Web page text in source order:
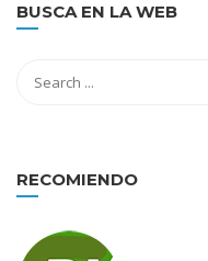
BUSCA EN LA WEB
RECOMIENDO